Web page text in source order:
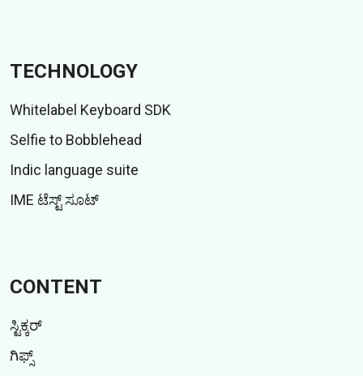
TECHNOLOGY
Whitelabel Keyboard SDK
Selfie to Bobblehead
Indic language suite
IME ಟೆಸ್ಟ್ ಸೂಟ್
CONTENT
ಸ್ಟಿಕ್ಕರ್
ಗಿಫ್ಸ್